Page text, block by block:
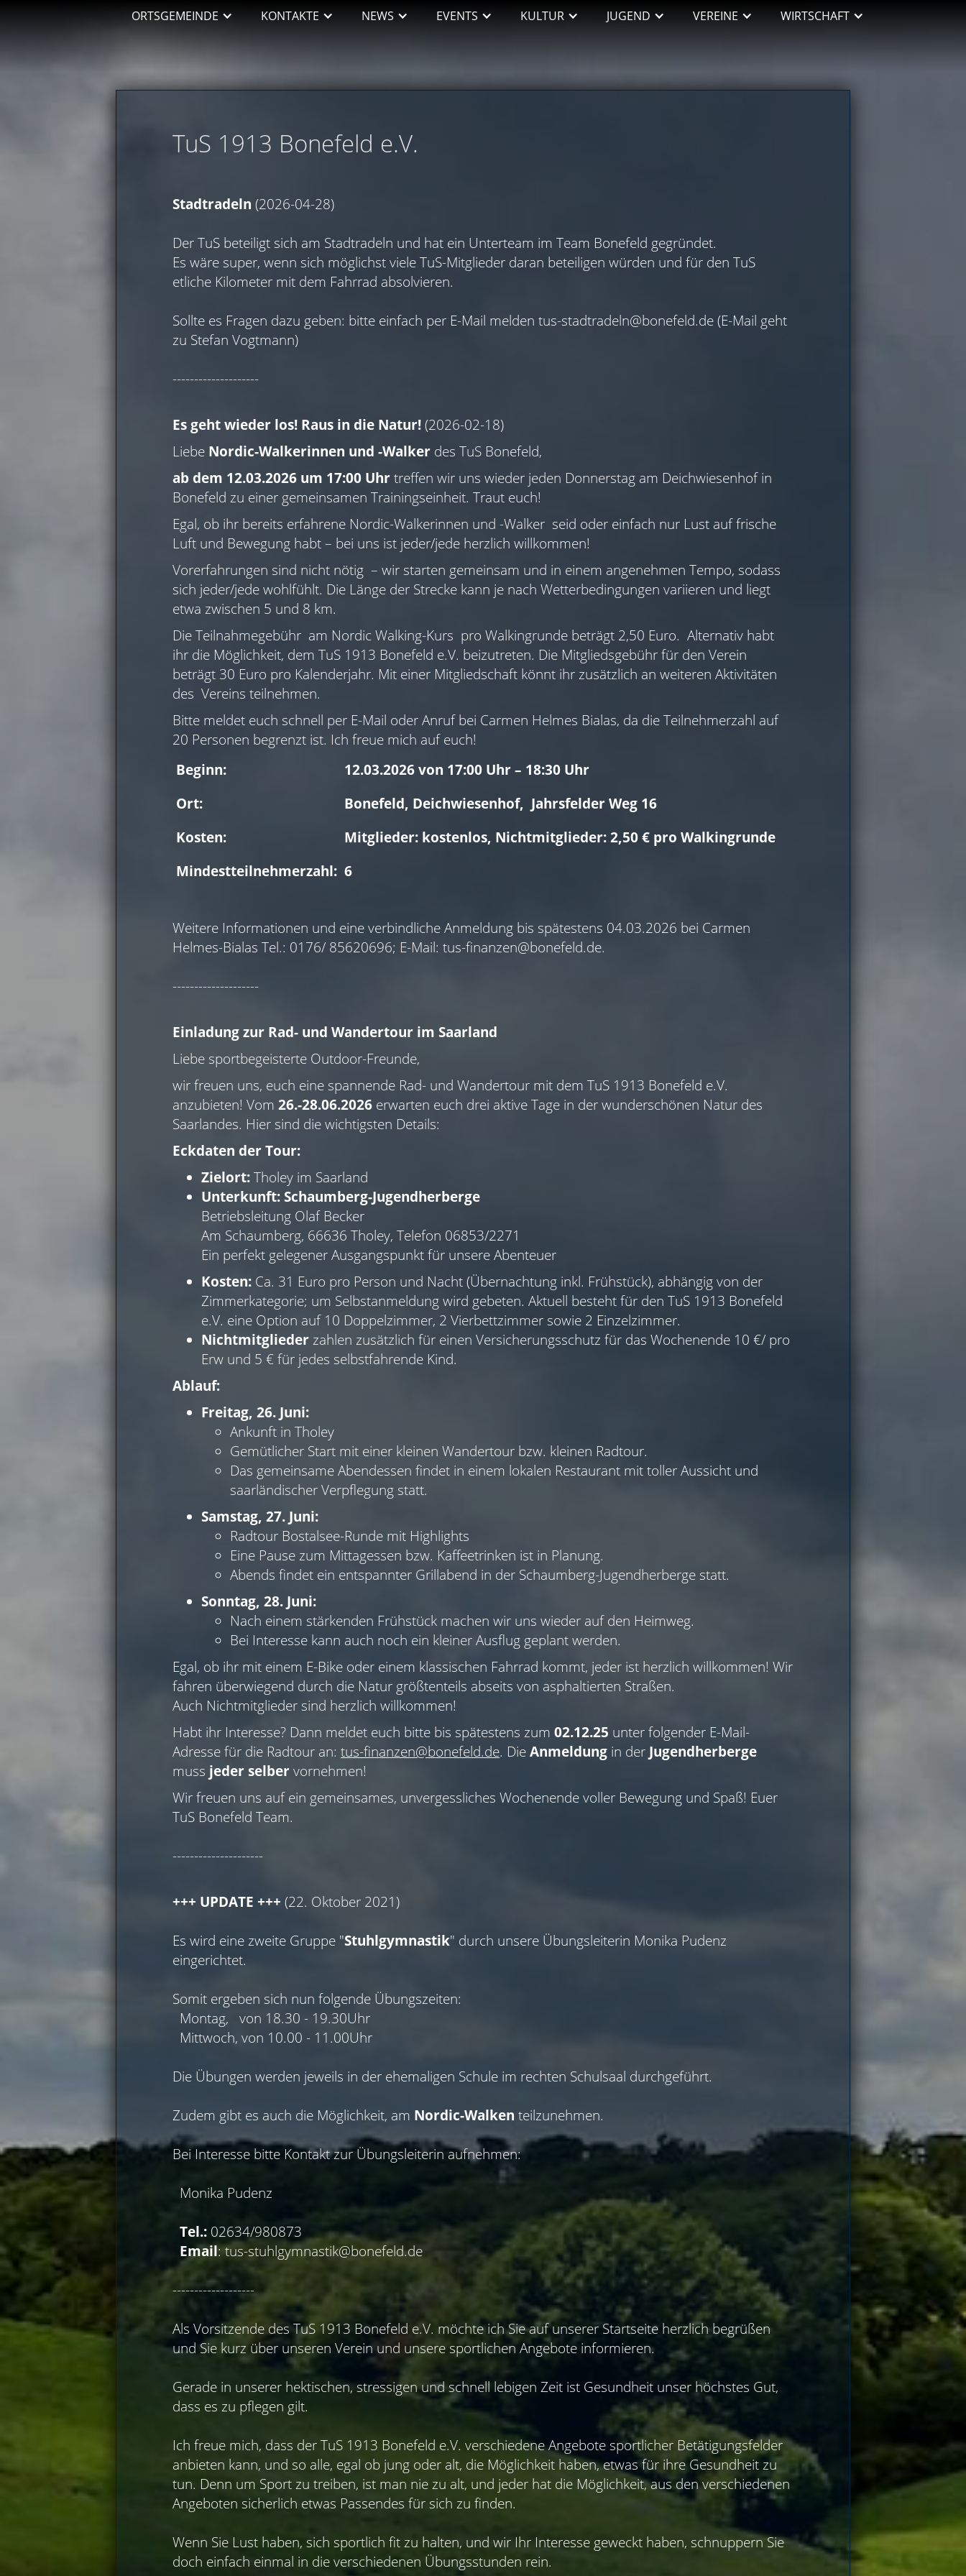
ORTSGEMEINDE KONTAKTE NEWS EVENTS KULTUR JUGEND VEREINE WIRTSCHAFT
TuS 1913 Bonefeld e.V.
Stadtradeln (2026-04-28)
Der TuS beteiligt sich am Stadtradeln und hat ein Unterteam im Team Bonefeld gegründet.
Es wäre super, wenn sich möglichst viele TuS-Mitglieder daran beteiligen würden und für den TuS
etliche Kilometer mit dem Fahrrad absolvieren.
Sollte es Fragen dazu geben: bitte einfach per E-Mail meldentus-stadtradeln@bonefeld.de(E-Mail geht
zu Stefan Vogtmann)
--------------------
Es geht wieder los! Raus in die Natur!(2026-02-18)
Liebe Nordic-Walkerinnen und -Walker des TuS Bonefeld,
ab dem 12.03.2026 um 17:00 Uhrtreffen wir uns wieder jeden Donnerstag am Deichwiesenhof in
Bonefeld zu einer gemeinsamen Trainingseinheit. Traut euch!
Egal, ob ihr bereits erfahrene Nordic-Walkerinnen und -Walker seid oder einfach nur Lust auf frische
Luft und Bewegung habt – bei uns ist jeder/jede herzlich willkommen!
Vorerfahrungen sind nicht nötig – wir starten gemeinsam und in einem angenehmen Tempo, sodass
sich jeder/jede wohlfühlt. Die Länge der Strecke kann je nach Wetterbedingungen variieren und liegt
etwa zwischen 5 und 8 km.
Die Teilnahmegebühr am Nordic Walking-Kurs pro Walkingrunde beträgt 2,50 Euro. Alternativ habt
ihr die Möglichkeit, dem TuS 1913 Bonefeld e.V. beizutreten. Die Mitgliedsgebühr für den Verein
beträgt 30 Euro pro Kalenderjahr. Mit einer Mitgliedschaft könnt ihr zusätzlich an weiteren Aktivitäten
des Vereins teilnehmen.
Bitte meldet euch schnell per E-Mail oder Anruf bei Carmen Helmes Bialas, da die Teilnehmerzahl auf
20 Personen begrenzt ist. Ich freue mich auf euch!
Beginn:
12.03.2026 von 17:00 Uhr – 18:30 Uhr
Ort:
Bonefeld, Deichwiesenhof, Jahrsfelder Weg 16
Kosten:
Mitglieder: kostenlos, Nichtmitglieder: 2,50 € pro Walkingrunde
Mindestteilnehmerzahl: 6
Weitere Informationen und eine verbindliche Anmeldung bis spätestens 04.03.2026 bei Carmen
Helmes-Bialas Tel.: 0176/ 85620696; E-Mail:tus-finanzen@bonefeld.de.
--------------------
Einladung zur Rad- und Wandertour im Saarland
Liebe sportbegeisterte Outdoor-Freunde,
wir freuen uns, euch eine spannende Rad- und Wandertour mit dem TuS 1913 Bonefeld e.V.
anzubieten! Vom26.-28.06.2026 erwarten euch drei aktive Tage in der wunderschönen Natur des
Saarlandes. Hier sind die wichtigsten Details:
Eckdaten der Tour:
Zielort:Tholey im Saarland
Unterkunft: Schaumberg-Jugendherberge
Betriebsleitung Olaf Becker
Am Schaumberg, 66636 Tholey, Telefon 06853/2271
Ein perfekt gelegener Ausgangspunkt für unsere Abenteuer
Kosten: Ca. 31 Euro pro Person und Nacht (Übernachtung inkl. Frühstück), abhängig von der
Zimmerkategorie; um Selbstanmeldung wird gebeten. Aktuell besteht für den TuS 1913 Bonefeld
e.V. eine Option auf 10 Doppelzimmer, 2 Vierbettzimmer sowie 2 Einzelzimmer.
Nichtmitgliederzahlen zusätzlich für einen Versicherungsschutz für das Wochenende 10 €/ pro
Erw und 5 € für jedes selbstfahrende Kind.
Ablauf:
Freitag, 26. Juni:
Ankunft in Tholey
Gemütlicher Start mit einer kleinen Wandertour bzw. kleinen Radtour.
Das gemeinsame Abendessen findet in einem lokalen Restaurant mit toller Aussicht und
saarländischer Verpflegung statt.
Samstag, 27. Juni:
Radtour Bostalsee-Runde mit Highlights
Eine Pause zum Mittagessen bzw. Kaffeetrinken ist in Planung.
Abends findet ein entspannter Grillabend in der Schaumberg-Jugendherberge statt.
Sonntag, 28. Juni:
Nach einem stärkenden Frühstück machen wir uns wieder auf den Heimweg.
Bei Interesse kann auch noch ein kleiner Ausflug geplant werden.
Egal, ob ihr mit einem E-Bike oder einem klassischen Fahrrad kommt, jeder ist herzlich willkommen! Wir
fahren überwiegend durch die Natur größtenteils abseits von asphaltierten Straßen.
Auch Nichtmitglieder sind herzlich willkommen!
Habt ihr Interesse? Dann meldet euch bitte bis spätestens zum02.12.25 unter folgender E-Mail-
Adresse für die Radtour an:tus-finanzen@bonefeld.de. DieAnmeldung in der Jugendherberge
muss jeder selbervornehmen!
Wir freuen uns auf ein gemeinsames, unvergessliches Wochenende voller Bewegung und Spaß! Euer
TuS Bonefeld Team.
---------------------
+++ UPDATE +++ (22. Oktober 2021)
Es wird eine zweite Gruppe "Stuhlgymnastik" durch unsere Übungsleiterin Monika Pudenz
eingerichtet.
Somit ergeben sich nun folgende Übungszeiten:
Montag, von 18.30 - 19.30Uhr
Mittwoch, von 10.00 - 11.00Uhr
Die Übungen werden jeweils in der ehemaligen Schule im rechten Schulsaal durchgeführt.
Zudem gibt es auch die Möglichkeit, am Nordic-Walken teilzunehmen.
Bei Interesse bitte Kontakt zur Übungsleiterin aufnehmen:
Monika Pudenz
Tel.: 02634/980873
Email:tus-stuhlgymnastik@bonefeld.de
-------------------
Als Vorsitzende des TuS 1913 Bonefeld e.V. möchte ich Sie auf unserer Startseite herzlich begrüßen
und Sie kurz über unseren Verein und unsere sportlichen Angebote informieren.
Gerade in unserer hektischen, stressigen und schnell lebigen Zeit ist Gesundheit unser höchstes Gut,
dass es zu pflegen gilt.
Ich freue mich, dass der TuS 1913 Bonefeld e.V. verschiedene Angebote sportlicher Betätigungsfelder
anbieten kann, und so alle, egal ob jung oder alt, die Möglichkeit haben, etwas für ihre Gesundheit zu
tun. Denn um Sport zu treiben, ist man nie zu alt, und jeder hat die Möglichkeit, aus den verschiedenen
Angeboten sicherlich etwas Passendes für sich zu finden.
Wenn Sie Lust haben, sich sportlich fit zu halten, und wir Ihr Interesse geweckt haben, schnuppern Sie
doch einfach einmal in die verschiedenen Übungsstunden rein.